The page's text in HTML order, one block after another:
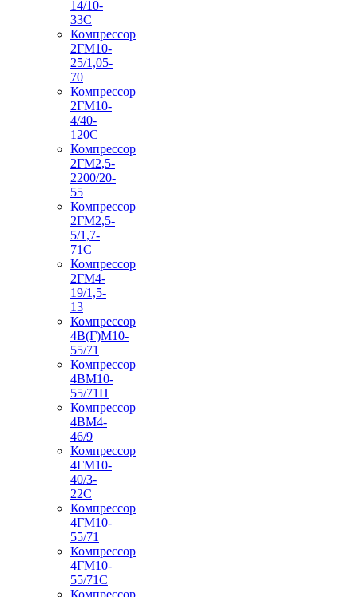
14/10-
33С
Компрессор
2ГМ10-
25/1,05-
70
Компрессор
2ГМ10-
4/40-
120С
Компрессор
2ГМ2,5-
2200/20-
55
Компрессор
2ГМ2,5-
5/1,7-
71С
Компрессор
2ГМ4-
19/1,5-
13
Компрессор
4В(Г)М10-
55/71
Компрессор
4ВМ10-
55/71Н
Компрессор
4ВМ4-
46/9
Компрессор
4ГМ10-
40/3-
22С
Компрессор
4ГМ10-
55/71
Компрессор
4ГМ10-
55/71С